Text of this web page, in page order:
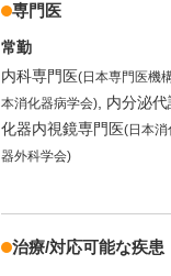
専門医
常勤
内科専門医(日本専門医機
本消化器病学会)
内分泌
化器内視鏡専門医(日本消
器外科学会)
治療/対応可能な疾患